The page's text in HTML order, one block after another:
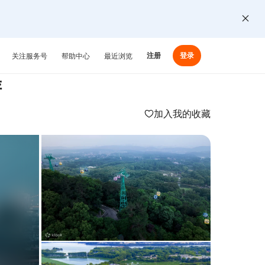
关注服务号 帮助中心 最近浏览 注册 登录
加入我的收藏